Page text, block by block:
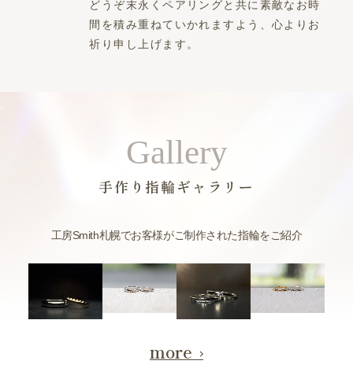
どうぞ末永くペアリングと共に素敵なお時
間を積み重ねていかれますよう、心よりお
祈り申し上げます。
Gallery
手作り指輪ギャラリー
工房Smith札幌でお客様がご制作された指輪をご紹介
more